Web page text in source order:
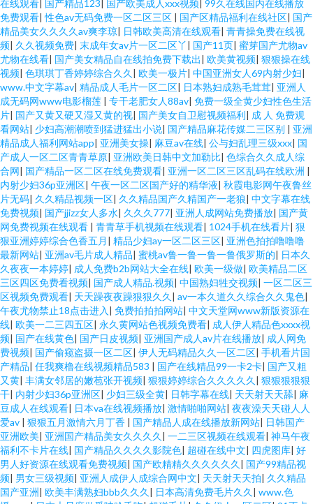
在线观看 国产精品123 国产欧美成人xxx视频 99久在线国内在线播放
免费观看|性色av无码免费一区二区三区 | 国产区精品福利在线社区| 国产
精品美女久久久久av爽李琼| 日韩欧美高清在线观看| 青青操免费在线视
频| 久久视频免费| 末成年女av片一区二区丫| 国产11页| 蜜芽国产尤物av
尤物在线看| 国产美女精品自在线拍免费下载出| 欧美黄视频| 狠狠操在线
视频| 色琪琪丁香婷婷综合久久 | 欧美一极片| 中国亚洲女人69内射少妇|
www.中文字幕av| 精品成人毛片一区二区| 日本熟妇成熟毛茸茸| 亚洲人
成无码网www电影榴莲 | 专干老肥女人88av| 免费一级全黄少妇性色生活
片| 国产又黄又硬又湿又黄的视| 国产美女自卫慰视频福利| 成 人 免费观
看网站| 少妇高潮潮喷到猛进猛出小说| 国产精品麻花传媒二三区别 | 亚洲
精品成人福利网站app| 亚洲美女操| 麻豆av在线| 公与妇乱理三级xxx| 国
产成人一区二区青青草原| 亚洲欧美日韩中文加勒比| 色综合久久成人综
合网| 国产精品一区二区在线免费观看| 亚洲一区二区三区乱码在线欧洲 |
内射少妇36p亚洲区| 午夜一区二区国产好的精华液| 秋霞电影网午夜鲁丝
片无码| 久久精品视频一区| 久久精品国产久精国产一老狼| 中文字幕在线
免费视频| 国产jjizz女人多水| 久久久777| 亚洲人成网站免费播放| 国产黄
网免费视频在线观看 | 青青草手机视频在线观看| 1024手机在线看片| 狠
狠亚洲婷婷综合色香五月 | 精品少妇ay一区二区三区| 亚洲色拍拍噜噜噜
最新网站| 亚洲av毛片成人精品| 蜜桃av鲁一鲁一鲁一鲁俄罗斯的| 日本久
久夜夜一本婷婷| 成人免费b2b网站大全在线| 欧美一级做| 欧美精品二区
三区四区免费看视频| 国产成人精品.视频| 中国熟妇牲交视频| 一区二区三
区视频免费观看| 天天躁夜夜躁狠狠久久 | av一本久道久久综合久久鬼色|
午夜尤物禁止18点击进入 | 免费拍拍拍网站| 中文天堂网www新版资源在
线| 欧美一二三四五区| 永久黄网站色视频免费看| 成人伊人精品色xxxx视
频| 国产在线黄色| 国产日皮视频| 亚洲国产成人av片在线播放| 成人网免
费视频| 国产偷窥盗摄一区二区| 伊人无码精品久久一区二区| 手机看片国
产精品| 任我爽橹在线视频精品583 | 国产在线精品99一卡2卡| 国产又粗
又黄| 丰满女邻居的嫩苞张开视频| 狠狠婷婷综合久久久久久 | 狠狠狠狠狠
干| 内射少妇36p亚洲区| 少妇三级全黄| 日韩字幕在线| 天天射天天舔| 麻
豆成人在线观看| 日本va在线视频播放| 激情啪啪网站| 夜夜澡天天碰人人
爱av | 狠狠五月激情六月丁香 | 国产精品人成在线播放新网站| 日韩国产
亚洲欧美| 亚洲国产精品美女久久久久 | 一二三区视频在线观看| 神马午夜
福利不卡片在线| 国产精品久久久久影院色| 超碰在线中文| 四虎图库| 好
男人好资源在线观看免费视频| 国产欧精精久久久久久久 | 国产99精品视
频| 男女三级视频| 亚洲人成伊人成综合网中文| 天天射天天拍| 久久精品
国产亚洲| 欧美丰满熟妇bbb久久久 | 日本高清免费毛片久久 | www.色